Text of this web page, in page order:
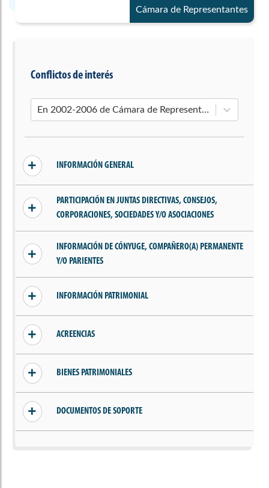
Cámara de Representantes
Conflictos de interés
En 2002-2006 de Cámara de Representantes
INFORMACIÓN GENERAL
Sin conflictos declarados
PARTICIPACIÓN EN JUNTAS DIRECTIVAS, CONSEJOS,
CORPORACIONES, SOCIEDADES Y/O ASOCIACIONES
Sin información añadida
INFORMACIÓN DE CÓNYUGE, COMPAÑERO(A) PERMANENTE
Y/O PARIENTES
Sin información de parientes, cónyuge o
compañero(a) permanente
INFORMACIÓN PATRIMONIAL
Sin ingresos declarados
ACREENCIAS
Sin acreencias declaradas
BIENES PATRIMONIALES
Sin bienes declarados
DOCUMENTOS DE SOPORTE